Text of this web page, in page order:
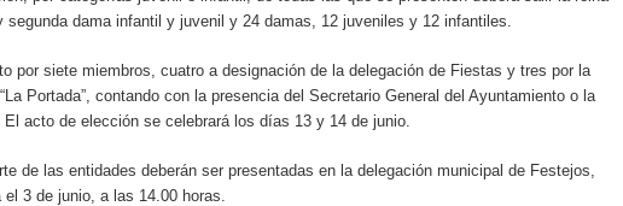
segunda dama infantil y juvenil y 24 damas, 12 juveniles y 12 infantiles.
por siete miembros, cuatro a designación de la delegación de Fiestas y tres por la
Portada”, contando con la presencia del Secretario General del Ayuntamiento o la
El acto de elección se celebrará los días 13 y 14 de junio.
de las entidades deberán ser presentadas en la delegación municipal de Festejos,
3 de junio, a las 14.00 horas.